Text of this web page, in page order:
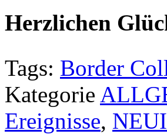
Herzlichen
Tags: Border
Kategorie
Ereignisse,